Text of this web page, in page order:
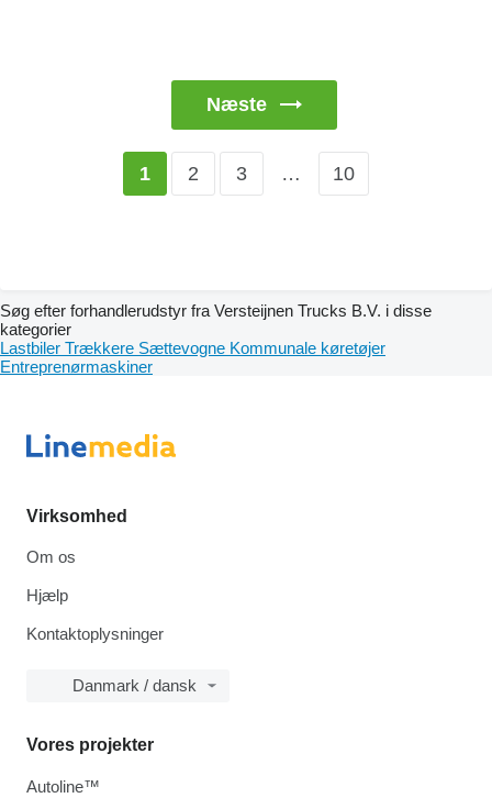
Næste
1 2 3 … 10
Søg efter forhandlerudstyr fra Versteijnen Trucks B.V. i disse
kategorier
Lastbiler Trækkere Sættevogne Kommunale køretøjer
Entreprenørmaskiner
Virksomhed
Om os
Hjælp
Kontaktoplysninger
Danmark / dansk
Vores projekter
Autoline™